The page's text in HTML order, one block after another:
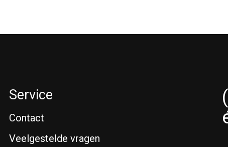
Service
Contact
Veelgestelde vragen